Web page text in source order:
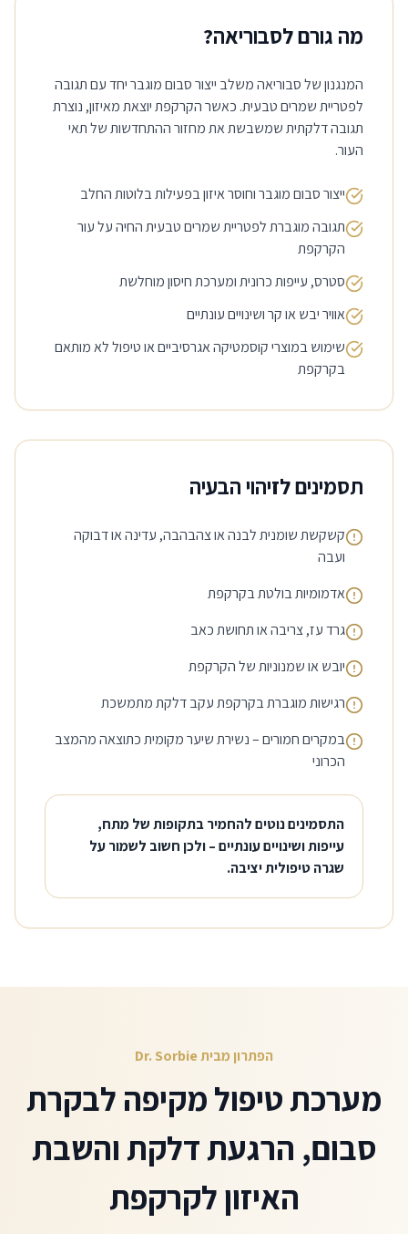
מה גורם לסבוריאה?
המנגנון של סבוריאה משלב ייצור סבום מוגבר יחד עם תגובה
לפטריית שמרים טבעית. כאשר הקרקפת יוצאת מאיזון, נוצרת
תגובה דלקתית שמשבשת את מחזור ההתחדשות של תאי
העור.
ייצור סבום מוגבר וחוסר איזון בפעילות בלוטות החלב
תגובה מוגברת לפטריית שמרים טבעית החיה על עור
הקרקפת
סטרס, עייפות כרונית ומערכת חיסון מוחלשת
אוויר יבש או קר ושינויים עונתיים
שימוש במוצרי קוסמטיקה אגרסיביים או טיפול לא מותאם
בקרקפת
תסמינים לזיהוי הבעיה
קשקשת שומנית לבנה או צהבהבה, עדינה או דבוקה
ועבה
אדמומיות בולטת בקרקפת
גרד עז, צריבה או תחושת כאב
יובש או שמנוניות של הקרקפת
רגישות מוגברת בקרקפת עקב דלקת מתמשכת
במקרים חמורים – נשירת שיער מקומית כתוצאה מהמצב
הכרוני
התסמינים נוטים להחמיר בתקופות של מתח,
עייפות ושינויים עונתיים – ולכן חשוב לשמור על
שגרה טיפולית יציבה.
הפתרון מבית Dr. Sorbie
מערכת טיפול מקיפה לבקרת
סבום, הרגעת דלקת והשבת
האיזון לקרקפת